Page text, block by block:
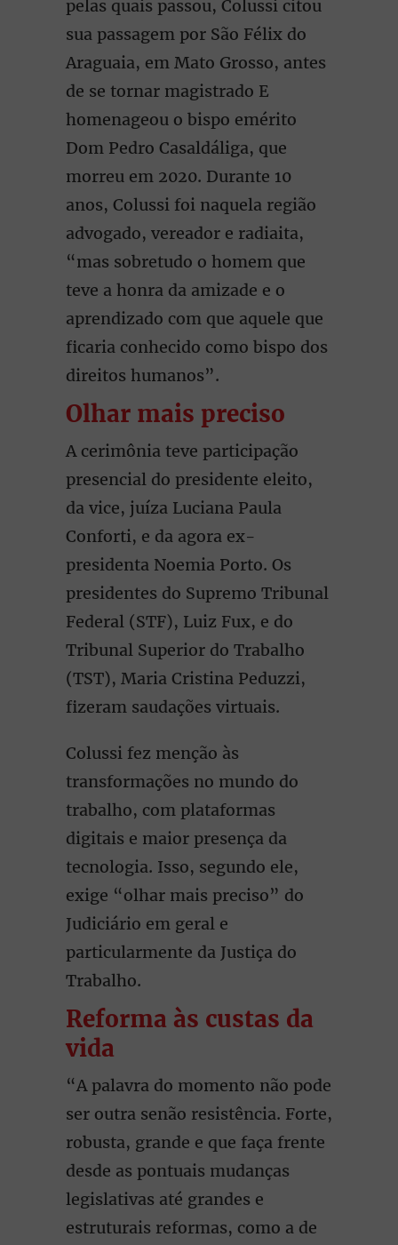
pelas quais passou, Colussi citou
sua passagem por São Félix do
Araguaia, em Mato Grosso, antes
de se tornar magistrado E
homenageou o bispo emérito
Dom Pedro Casaldáliga, que
morreu em 2020. Durante 10
anos, Colussi foi naquela região
advogado, vereador e radiaita,
“mas sobretudo o homem que
teve a honra da amizade e o
aprendizado com que aquele que
ficaria conhecido como bispo dos
direitos humanos”.
Olhar mais preciso
A cerimônia teve participação
presencial do presidente eleito,
da vice, juíza Luciana Paula
Conforti, e da agora ex-
presidenta Noemia Porto. Os
presidentes do Supremo Tribunal
Federal (STF), Luiz Fux, e do
Tribunal Superior do Trabalho
(TST), Maria Cristina Peduzzi,
fizeram saudações virtuais.
Colussi fez menção às
transformações no mundo do
trabalho, com plataformas
digitais e maior presença da
tecnologia. Isso, segundo ele,
exige “olhar mais preciso” do
Judiciário em geral e
particularmente da Justiça do
Trabalho.
Reforma às custas da
vida
“A palavra do momento não pode
ser outra senão resistência. Forte,
robusta, grande e que faça frente
desde as pontuais mudanças
legislativas até grandes e
estruturais reformas, como a de